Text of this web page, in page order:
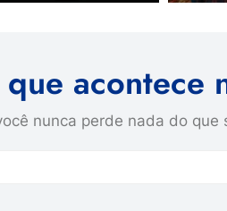
acontece
nunca perde nada do que